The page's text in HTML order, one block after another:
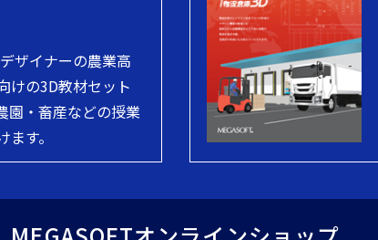
ザイナーの農業高
けの3D教材セット
園・畜産などの授業
す。